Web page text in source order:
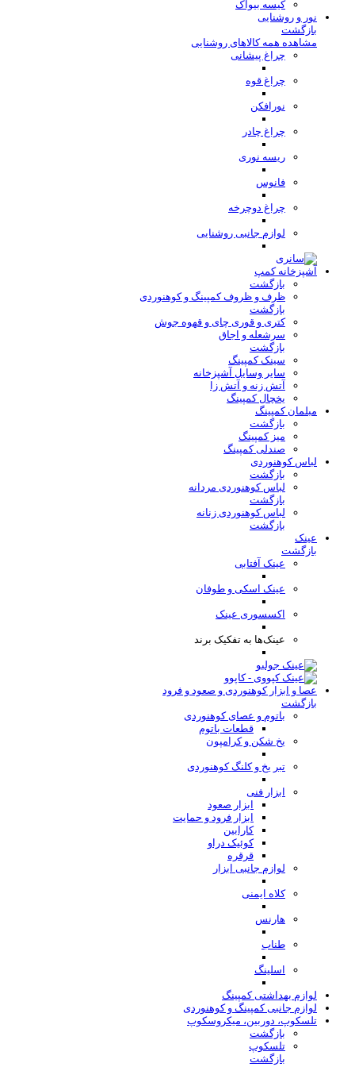
کیسه بیواک
نور و روشنایی
بازگشت
مشاهده همه کالاهای روشنایی
چراغ پیشانی
چراغ قوه
نورافکن
چراغ چادر
ریسه نوری
فانوس
چراغ دوچرخه
لوازم جانبی روشنایی
آشپزخانه کمپ
بازگشت
ظرف و ظروف کمپینگ و کوهنوردی
بازگشت
کتری و قوری چای و قهوه جوش
سرشعله و اجاق
بازگشت
سینک کمپینگ
سایر وسایل آشپزخانه
آتش زنه و آتش زا
یخچال کمپینگ
مبلمان کمپینگ
بازگشت
میز کمپینگ
صندلی کمپینگ
لباس کوهنوردی
بازگشت
لباس کوهنوردی مردانه
بازگشت
لباس کوهنوردی زنانه
بازگشت
عینک
بازگشت
عینک آفتابی
عینک اسکی و طوفان
اکسسوری عینک
عینک‌ها به تفکیک برند
عصا و ابزار کوهنوردی و صعود و فرود
بازگشت
باتوم و عصای کوهنوردی
قطعات باتوم
یخ شکن و کرامپون
تبر یخ و کلنگ کوهنوردی
ابزار فنی
ابزار صعود
ابزار فرود و حمایت
کارابین
کوئیک دراو
قرقره
لوازم جانبی ابزار
کلاه ایمنی
هارنس
طناب
اسلینگ
لوازم بهداشتی کمپینگ
لوازم جانبی کمپینگ و کوهنوردی
تلسکوپ، دوربین، میکروسکوپ
بازگشت
تلسکوپ
بازگشت